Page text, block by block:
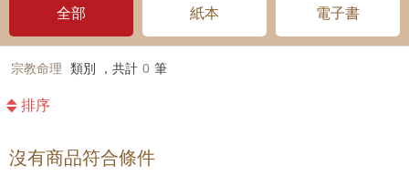
全部 紙本 電子書
宗教命理 類別 ，共計 0 筆
排序
沒有商品符合條件